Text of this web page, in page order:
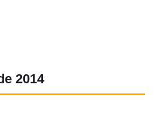
2014